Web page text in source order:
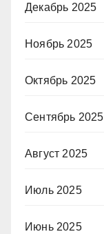
Декабрь 2025
Ноябрь 2025
Октябрь 2025
Сентябрь 2025
Август 2025
Июль 2025
Июнь 2025